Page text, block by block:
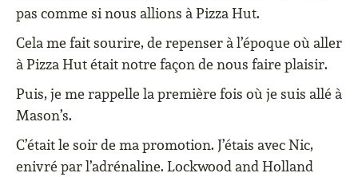
pas comme si nous allions à Pizza Hut.
Cela me fait sourire, de repenser à l’époque où aller
à Pizza Hut était notre façon de nous faire plaisir.
Puis, je me rappelle la première fois où je suis allé à
Mason’s.
C’était le soir de ma promotion. J’étais avec Nic,
enivré par l’adrénaline. Lockwood and Holland